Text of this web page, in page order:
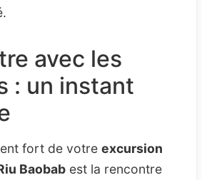
avec les
: un instant
fort de votre excursion
Baobab est la rencontre